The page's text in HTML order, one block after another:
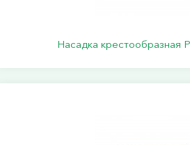
Насадка крестообразная